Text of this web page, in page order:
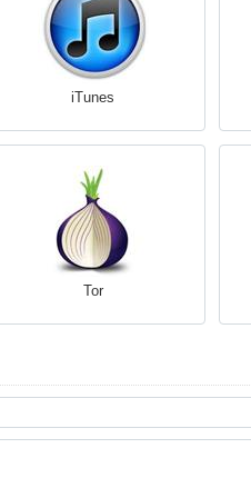
iTunes
Tor